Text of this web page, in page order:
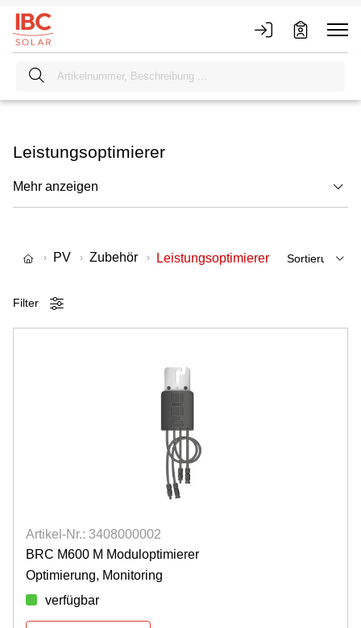
Leistungsoptimierer
Mehr anzeigen
PV Zubehör Leistungsoptimierer
Filter
Artikel-Nr.: 3408000002
BRC M600 M Moduloptimierer
Optimierung, Monitoring
verfügbar